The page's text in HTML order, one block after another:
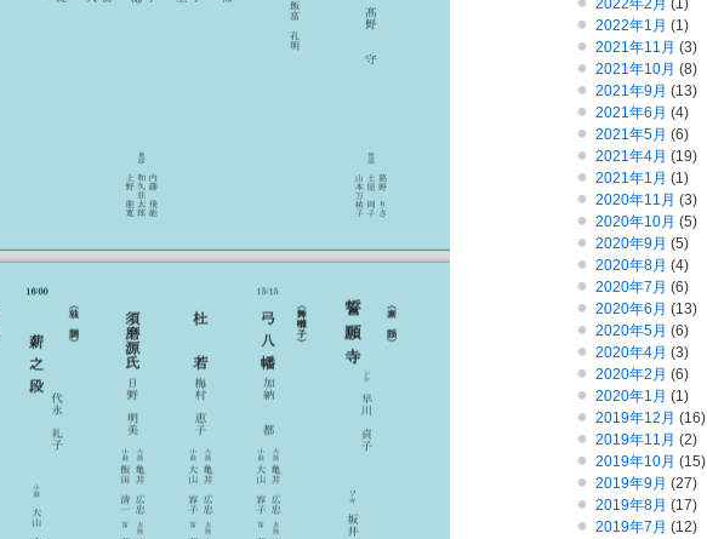
2022年2月 (1)
2022年1月 (1)
2021年11月 (3)
2021年10月 (8)
2021年9月 (13)
2021年6月 (4)
2021年5月 (6)
2021年4月 (19)
2021年1月 (1)
2020年11月 (3)
2020年10月 (5)
2020年9月 (5)
2020年8月 (4)
2020年7月 (6)
2020年6月 (13)
2020年5月 (6)
2020年4月 (3)
2020年2月 (6)
2020年1月 (1)
2019年12月 (16)
2019年11月 (2)
2019年10月 (15)
2019年9月 (27)
2019年8月 (17)
2019年7月 (12)